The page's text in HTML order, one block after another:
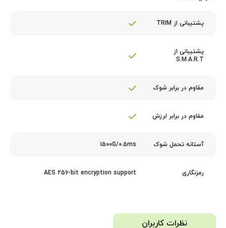
پشتیبانی از TRIM
پشتیبانی از
S.M.A.R.T
مقاوم در برابر شوک
مقاوم در برابر لرزش
آستانه تحمل شوک 1500G/0.5ms
رمزنگاری AES 256-bit encryption support
نظرات کاربران